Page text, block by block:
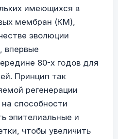
имеющихся в
мембран (КМ),
эволюции
впервые
80-х годов для
Принцип так
регенерации
способности
эпителиальные и
чтобы увеличить